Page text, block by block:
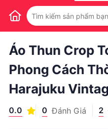
1
Áo Thun Crop
Phong Cách
Harajuku
0.0 0 Đánh Giá 2